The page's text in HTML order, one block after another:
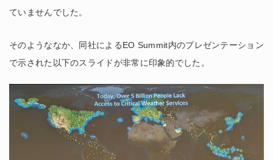
ていませんでした。
そのようななか、同社によるEO Summit内のプレゼンテーション
で示された以下のスライドが非常に印象的でした。